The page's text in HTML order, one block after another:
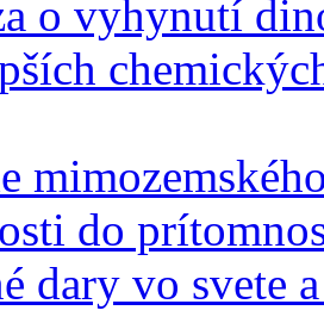
o vyhynutí
do
dary vo svete